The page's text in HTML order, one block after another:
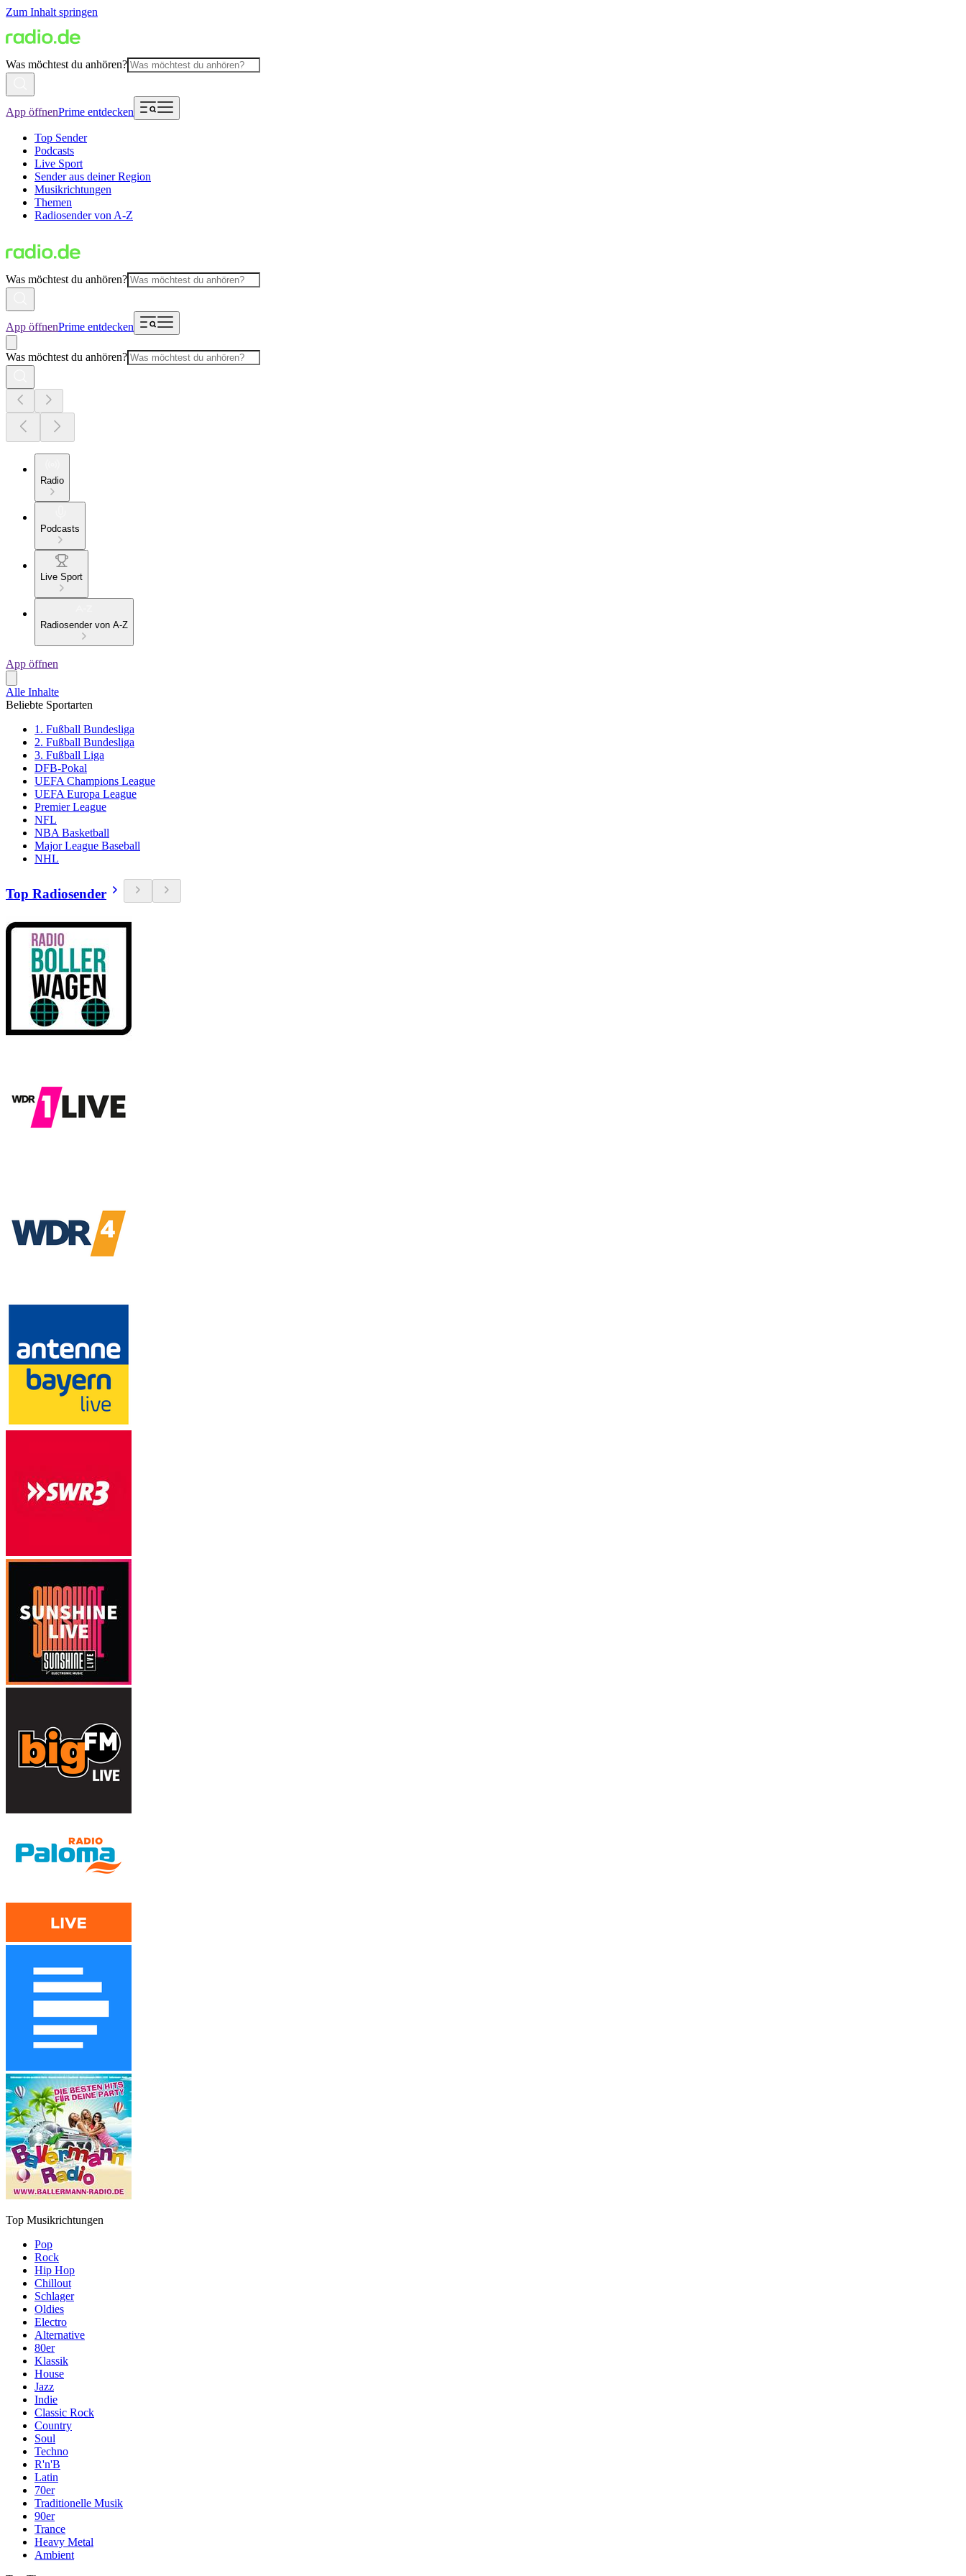
Zum Inhalt springen
Was möchtest du anhören?
App öffnenPrime entdecken
Top Sender
Podcasts
Live Sport
Sender aus deiner Region
Musikrichtungen
Themen
Radiosender von A-Z
Was möchtest du anhören?
App öffnenPrime entdecken
Was möchtest du anhören?
Radio
Podcasts
Live Sport
Radiosender von A-Z
App öffnen
Alle Inhalte
Beliebte Sportarten
1. Fußball Bundesliga
2. Fußball Bundesliga
3. Fußball Liga
DFB-Pokal
UEFA Champions League
UEFA Europa League
Premier League
NFL
NBA Basketball
Major League Baseball
NHL
Top Radiosender
Top Musikrichtungen
Pop
Rock
Hip Hop
Chillout
Schlager
Oldies
Electro
Alternative
80er
Klassik
House
Jazz
Indie
Classic Rock
Country
Soul
Techno
R'n'B
Latin
70er
Traditionelle Musik
90er
Trance
Heavy Metal
Ambient